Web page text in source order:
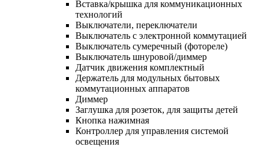
Вставка/крышка для коммуникационных
технологий
Выключатели, переключатели
Выключатель с электронной коммутацией
Выключатель сумеречный (фотореле)
Выключатель шнуровой/диммер
Датчик движения комплектный
Держатель для модульных бытовых
коммутационных аппаратов
Диммер
Заглушка для розеток, для защиты детей
Кнопка нажимная
Контроллер для управления системой
освещения